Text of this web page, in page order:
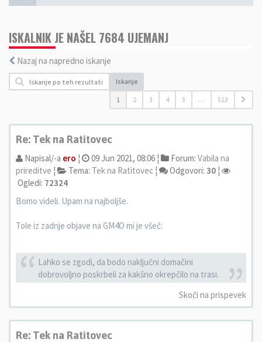
ISKALNIK JE NAŠEL 7684 UJEMANJ
Nazaj na napredno iskanje
Iskanje
1 2 3 4 5 … 513
Re: Tek na Ratitovec
Napisal/-a ero ¦ 09 Jun 2021, 08:06 ¦ Forum: Vabila na
prireditve ¦ Tema: Tek na Ratitovec ¦ Odgovori: 30 ¦
Ogledi: 72324
Bomo videli. Upam na najboljše.
Tole iz zadnje objave na GM4O mi je všeč:
Lahko se zgodi, da bodo naključni domačini
dobrovoljno poskrbeli za kakšno okrepčilo na trasi.
Skoči na prispevek
Re: Tek na Ratitovec